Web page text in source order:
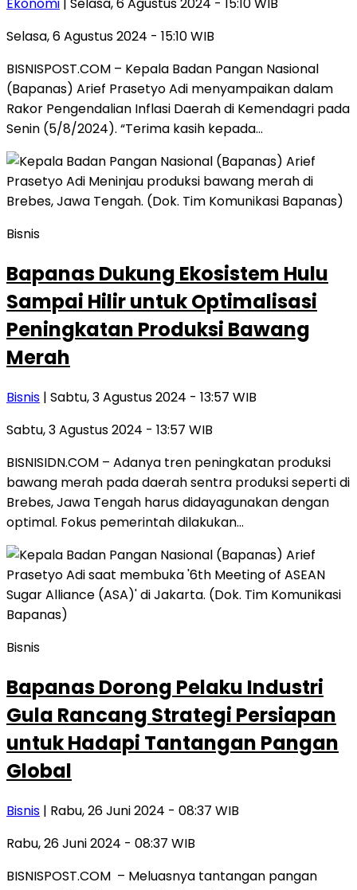
Selasa, 6 Agustus 2024 - 15:10 WIB
BISNISPOST.COM – Kepala Badan Pangan Nasional
(Bapanas) Arief Prasetyo Adi menyampaikan dalam
Rakor Pengendalian Inflasi Daerah di Kemendagri pada
Senin (5/8/2024). “Terima kasih kepada…
Bisnis
Bapanas Dukung Ekosistem Hulu
Sampai Hilir untuk Optimalisasi
Peningkatan Produksi Bawang
Merah
Bisnis | Sabtu, 3 Agustus 2024 - 13:57 WIB
Sabtu, 3 Agustus 2024 - 13:57 WIB
BISNISIDN.COM – Adanya tren peningkatan produksi
bawang merah pada daerah sentra produksi seperti di
Brebes, Jawa Tengah harus didayagunakan dengan
optimal. Fokus pemerintah dilakukan…
Bisnis
Bapanas Dorong Pelaku Industri
Gula Rancang Strategi Persiapan
untuk Hadapi Tantangan Pangan
Global
Bisnis | Rabu, 26 Juni 2024 - 08:37 WIB
Rabu, 26 Juni 2024 - 08:37 WIB
BISNISPOST.COM – Meluasnya tantangan pangan